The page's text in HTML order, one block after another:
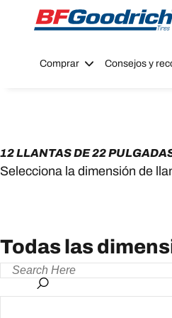
Go to page content
Go to page
Comprar Consejos y
12 LLANTAS DE 22
Selecciona la dimensión de
Todas las